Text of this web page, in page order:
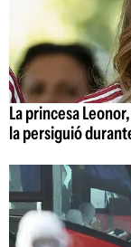
La princesa
la persiguió